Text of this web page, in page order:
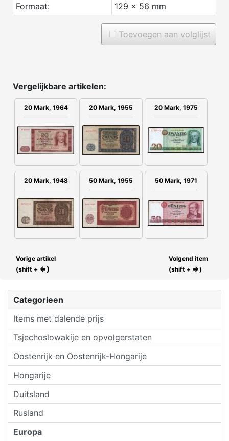
Categorieen
Items met dalende prijs
Tsjechoslowakije en opvolgerstaten
Oostenrijk en Oostenrijk-Hongarije
Hongarije
Duitsland
Rusland
Europa
Formaat:
129 x 56 mm
Toevoegen aan volglijst
Vergelijkbare artikelen:
20 Mark, 1964 20 Mark, 1955 20 Mark, 1975
20 Mark, 1948 50 Mark, 1955 50 Mark, 1971
Vorige artikel
(shift + ⇐)
Volgend item
(shift + ⇒)